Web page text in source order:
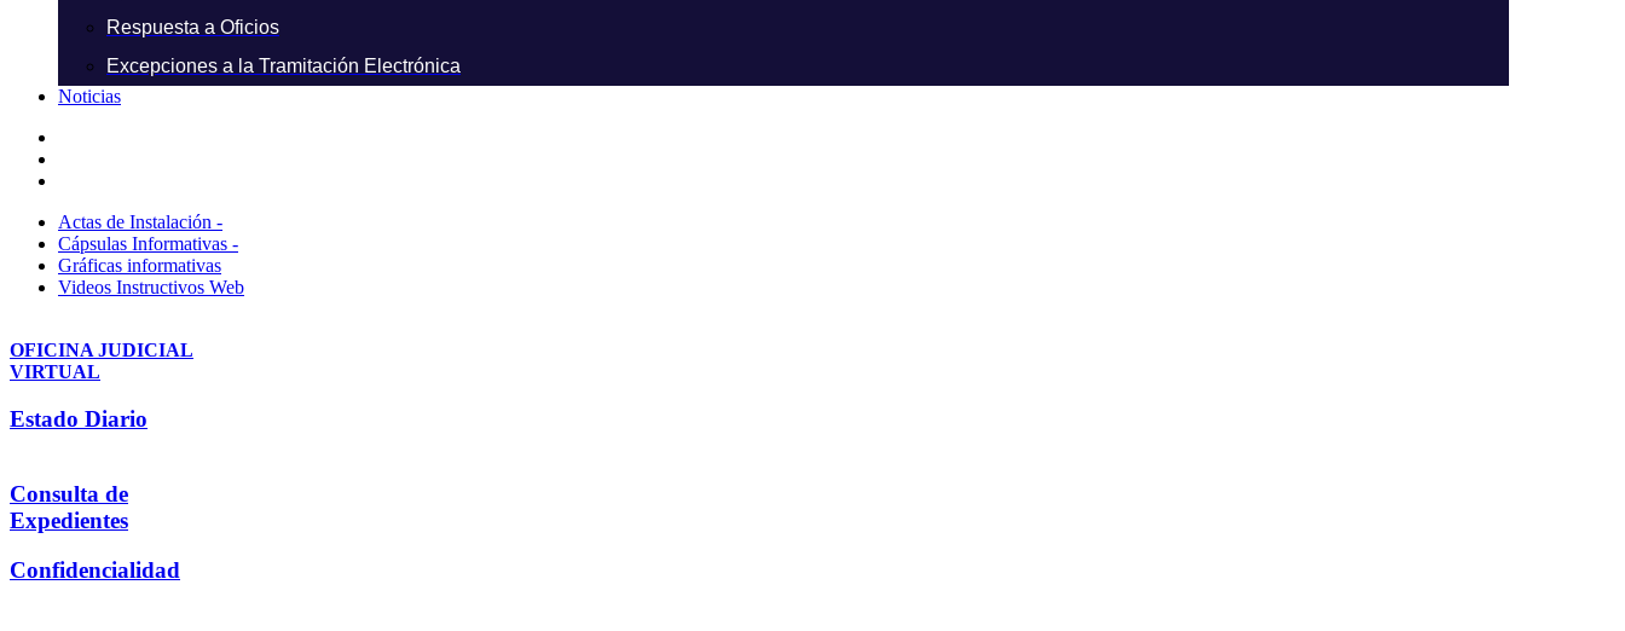
Respuesta a Oficios
Excepciones a la Tramitación Electrónica
Noticias
Actas de Instalación -
Cápsulas Informativas -
Gráficas informativas
Videos Instructivos Web
OFICINA JUDICIAL
VIRTUAL
Estado Diario
Consulta de
Expedientes
Confidencialidad